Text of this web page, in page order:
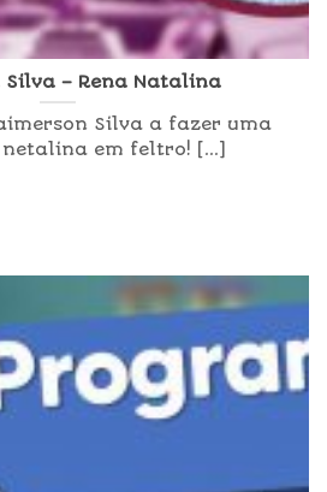
– Rena Natalina
Silva a fazer uma
em feltro! [...]